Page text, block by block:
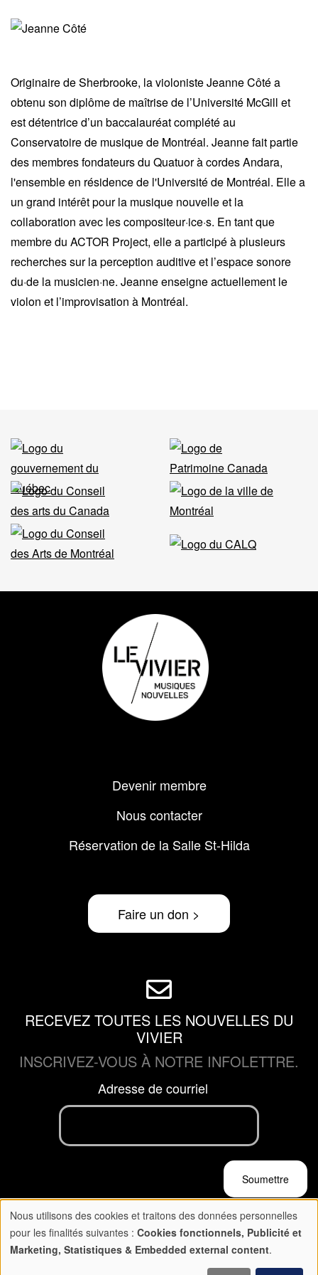
Originaire de Sherbrooke, la violoniste Jeanne Côté a
obtenu son diplôme de maîtrise de l’Université McGill et
est détentrice d’un baccalauréat complété au
Conservatoire de musique de Montréal. Jeanne fait partie
des membres fondateurs du Quatuor à cordes Andara,
l'ensemble en résidence de l'Université de Montréal. Elle a
un grand intérêt pour la musique nouvelle et la
collaboration avec les compositeur·ice·s. En tant que
membre du ACTOR Project, elle a participé à plusieurs
recherches sur la perception auditive et l’espace sonore
du·de la musicien·ne. Jeanne enseigne actuellement le
violon et l’improvisation à Montréal.
Devenir membre
Nous contacter
Réservation de la Salle St-Hilda
Faire un don >
RECEVEZ TOUTES LES NOUVELLES DU
VIVIER
INSCRIVEZ-VOUS À NOTRE INFOLETTRE.
Adresse de courriel
Copyright © 2026 Le Vivier. Tous droits réservés
Politique de confidentialité-Conditions d'utilisation
Utilisation
Nous utilisons des cookies et traitons des données personnelles
pour les finalités suivantes : Cookies fonctionnels, Publicité et
Marketing, Statistiques & Embedded external content.